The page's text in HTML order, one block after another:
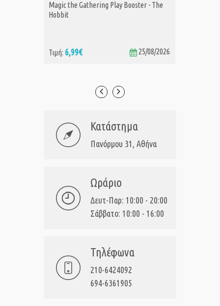
ΑΓΟΡΑ
Magic the Gathering Play Booster - The
Hobbit
Τιμή: 6,99€ 25/08/2026
Κατάστημα
Πανόρμου 31, Αθήνα
Ωράριο
Δευτ-Παρ: 10:00 - 20:00
Σάββατο: 10:00 - 16:00
Τηλέφωνα
210-6424092
694-6361905